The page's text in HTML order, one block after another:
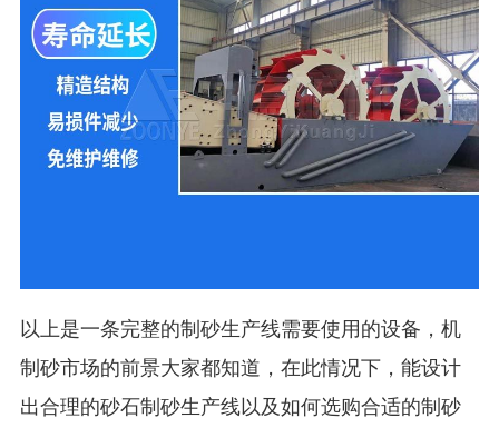
以上是一条完整的制砂生产线需要使用的设备，机
制砂市场的前景大家都知道，在此情况下，能设计
出合理的砂石制砂生产线以及如何选购合适的制砂